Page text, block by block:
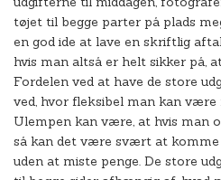
tøjet til begge parter på plads
en god ide at lave en skriftlig
hvis man altså er helt sikker på,
Fordelen ved at have de store
ved, hvor fleksibel man kan være
Ulempen kan være, at hvis man
så kan det være svært at
uden at miste penge. De store